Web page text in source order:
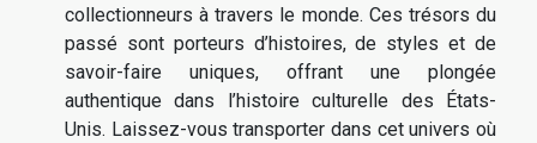
collectionneurs à travers le monde. Ces trésors du
passé sont porteurs d’histoires, de styles et de
savoir-faire uniques, offrant une plongée
authentique dans l’histoire culturelle des États-
Unis. Laissez-vous transporter dans cet univers où